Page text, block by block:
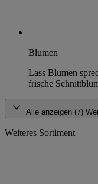
Blumen
Lass Blumen
frische
Alle anzeigen (7)
Weiteres Sortiment